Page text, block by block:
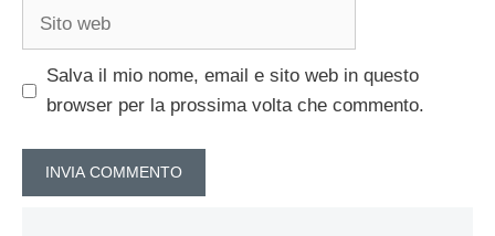
Sito
Salva il mio nome, email e sito web in questo
browser per la prossima volta che commento.